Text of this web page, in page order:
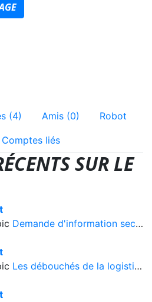
(4) Amis (0) Robot
Comptes liés
SUR LE
Demande d'information secteur logistique
Les débouchés de la logistique et du transport